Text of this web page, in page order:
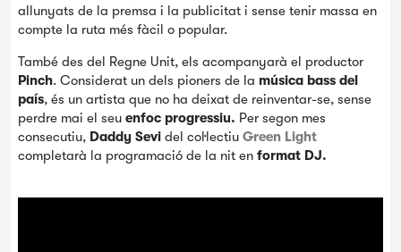
allunyats de la premsa i la publicitat i sense tenir massa en
compte la ruta més fàcil o popular.
També des del Regne Unit, els acompanyarà el productor
Pinch. Considerat un dels pioners de la música bass del
país, és un artista que no ha deixat de reinventar-se, sense
perdre mai el seu enfoc progressiu. Per segon mes
consecutiu, Daddy Sevi del col·lectiu Green Light
completarà la programació de la nit en format DJ.